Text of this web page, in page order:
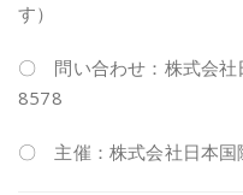
す）
〇 問い合わせ：株式会社
8578
〇 主催：株式会社日本国